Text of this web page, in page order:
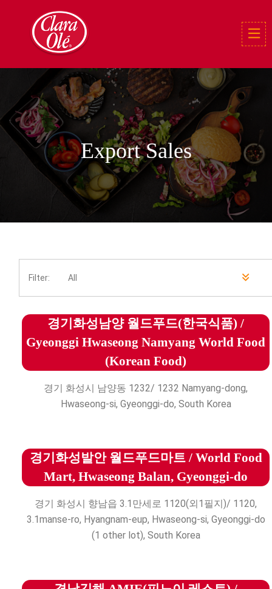
Export Sales
Filter: All
경기화성남양 월드푸드(한국식품) /
Gyeonggi Hwaseong Namyang World Food
(Korean Food)
경기 화성시 남양동 1232/ 1232 Namyang-dong,
Hwaseong-si, Gyeonggi-do, South Korea
경기화성발안 월드푸드마트 / World Food
Mart, Hwaseong Balan, Gyeonggi-do
경기 화성시 향남읍 3.1만세로 1120(외1필지)/ 1120,
3.1manse-ro, Hyangnam-eup, Hwaseong-si, Gyeonggi-do
(1 other lot), South Korea